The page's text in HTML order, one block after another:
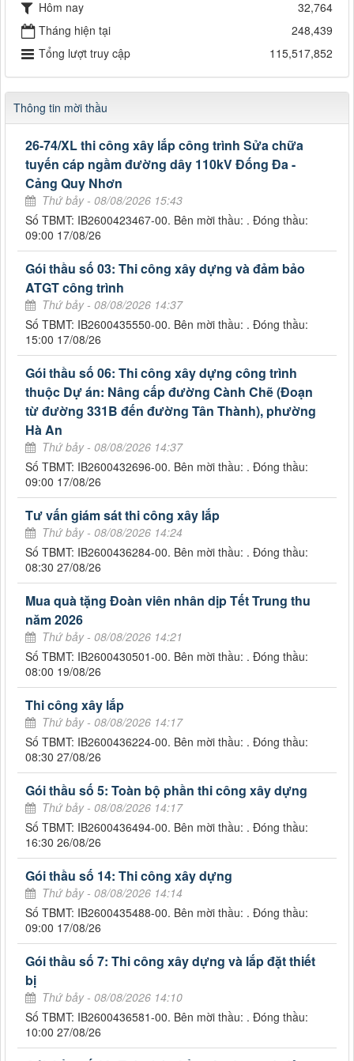
Hôm nay
32,764
Tháng hiện tại
248,439
Tổng lượt truy cập
115,517,852
Thông tin mời thầu
26-74/XL thi công xây lắp công trình Sửa chữa
tuyến cáp ngầm đường dây 110kV Đống Đa -
Cảng Quy Nhơn
Thứ bảy - 08/08/2026 15:43
Số TBMT: IB2600423467-00. Bên mời thầu: . Đóng thầu:
09:00 17/08/26
Gói thầu số 03: Thi công xây dựng và đảm bảo
ATGT công trình
Thứ bảy - 08/08/2026 14:37
Số TBMT: IB2600435550-00. Bên mời thầu: . Đóng thầu:
15:00 17/08/26
Gói thầu số 06: Thi công xây dựng công trình
thuộc Dự án: Nâng cấp đường Cành Chẽ (Đoạn
từ đường 331B đến đường Tân Thành), phường
Hà An
Thứ bảy - 08/08/2026 14:37
Số TBMT: IB2600432696-00. Bên mời thầu: . Đóng thầu:
09:00 17/08/26
Tư vấn giám sát thi công xây lắp
Thứ bảy - 08/08/2026 14:24
Số TBMT: IB2600436284-00. Bên mời thầu: . Đóng thầu:
08:30 27/08/26
Mua quà tặng Đoàn viên nhân dịp Tết Trung thu
năm 2026
Thứ bảy - 08/08/2026 14:21
Số TBMT: IB2600430501-00. Bên mời thầu: . Đóng thầu:
08:00 19/08/26
Thi công xây lắp
Thứ bảy - 08/08/2026 14:17
Số TBMT: IB2600436224-00. Bên mời thầu: . Đóng thầu:
08:30 27/08/26
Gói thầu số 5: Toàn bộ phần thi công xây dựng
Thứ bảy - 08/08/2026 14:17
Số TBMT: IB2600436494-00. Bên mời thầu: . Đóng thầu:
16:30 26/08/26
Gói thầu số 14: Thi công xây dựng
Thứ bảy - 08/08/2026 14:14
Số TBMT: IB2600435488-00. Bên mời thầu: . Đóng thầu:
09:00 17/08/26
Gói thầu số 7: Thi công xây dựng và lắp đặt thiết
bị
Thứ bảy - 08/08/2026 14:10
Số TBMT: IB2600436581-00. Bên mời thầu: . Đóng thầu:
10:00 27/08/26